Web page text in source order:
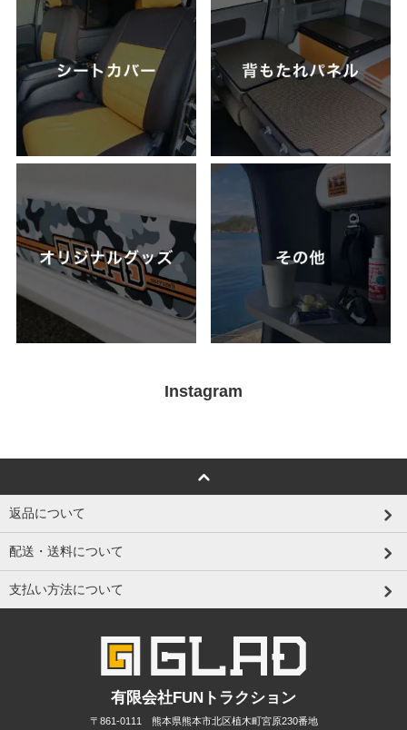
Instagram
返品について
配送・送料について
支払い方法について
有限会社FUNトラクション
〒861-0111 熊本県熊本市北区植木町宮原230番地